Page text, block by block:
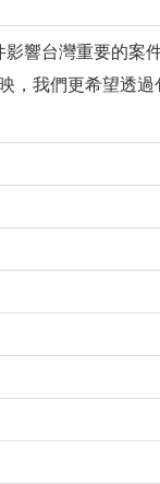
響台灣重要的案
，我們更希望透